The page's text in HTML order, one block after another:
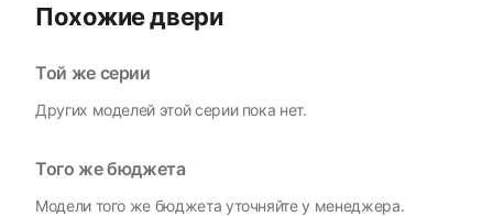
Похожие двери
Той же серии
Других моделей этой серии пока нет.
Того же бюджета
Модели того же бюджета уточняйте у менеджера.